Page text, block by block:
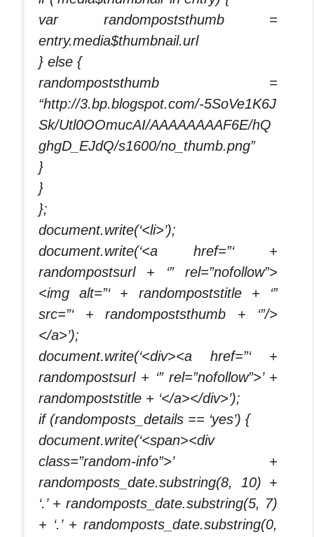
var randompoststhumb =
entry.media$thumbnail.url
} else {
randompoststhumb =
“http://3.bp.blogspot.com/-5SoVe1K6J
Sk/Utl0OOmucAI/AAAAAAAAF6E/hQ
ghgD_EJdQ/s1600/no_thumb.png”
}
}
};
document.write(‘<li>’);
document.write(‘<a href=”‘ +
randompostsurl + ‘” rel=”nofollow”>
<img alt=”‘ + randompoststitle + ‘”
src=”‘ + randompoststhumb + ‘”/>
</a>’);
document.write(‘<div><a href=”‘ +
randompostsurl + ‘” rel=”nofollow”>’ +
randompoststitle + ‘</a></div>’);
if (randomposts_details == ‘yes’) {
document.write(‘<span><div
class=”random-info”>’ +
randomposts_date.substring(8, 10) +
‘.’ + randomposts_date.substring(5, 7)
+ ‘.’ + randomposts_date.substring(0,